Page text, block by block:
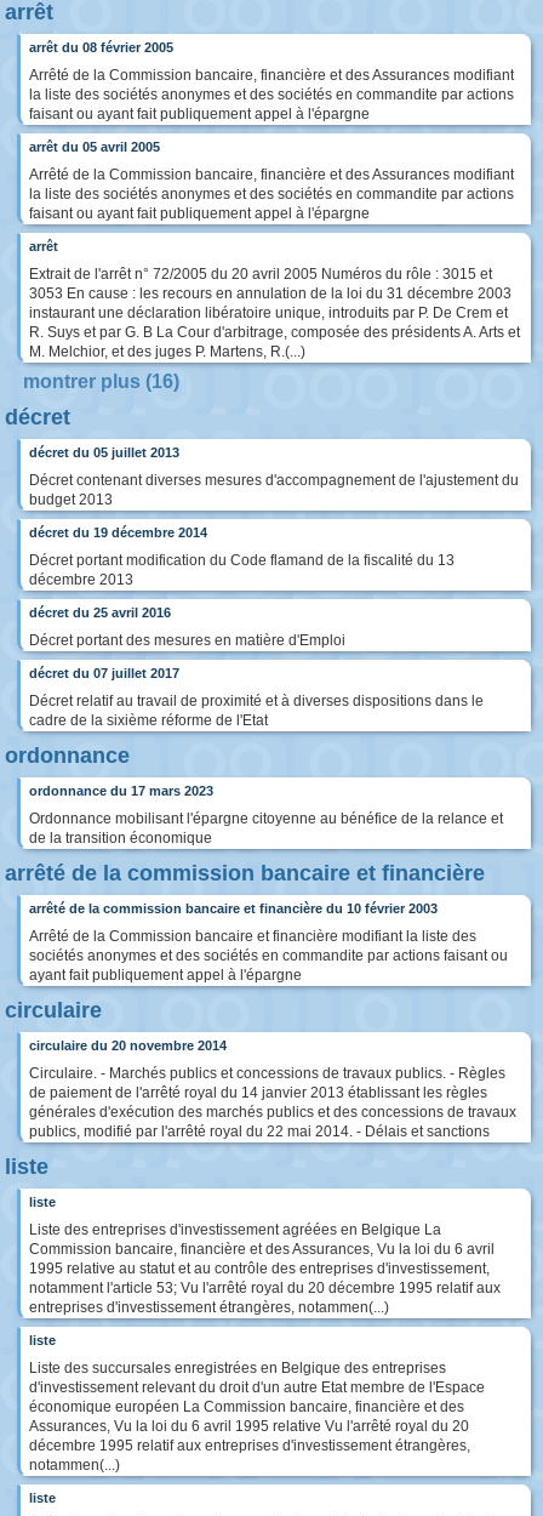
arrêt
arrêt du 08 février 2005
Arrêté de la Commission bancaire, financière et des Assurances modifiant
la liste des sociétés anonymes et des sociétés en commandite par actions
faisant ou ayant fait publiquement appel à l'épargne
arrêt du 05 avril 2005
Arrêté de la Commission bancaire, financière et des Assurances modifiant
la liste des sociétés anonymes et des sociétés en commandite par actions
faisant ou ayant fait publiquement appel à l'épargne
arrêt
Extrait de l'arrêt n° 72/2005 du 20 avril 2005 Numéros du rôle : 3015 et
3053 En cause : les recours en annulation de la loi du 31 décembre 2003
instaurant une déclaration libératoire unique, introduits par P. De Crem et
R. Suys et par G. B La Cour d'arbitrage, composée des présidents A. Arts et
M. Melchior, et des juges P. Martens, R.(...)
montrer plus (16)
décret
décret du 05 juillet 2013
Décret contenant diverses mesures d'accompagnement de l'ajustement du
budget 2013
décret du 19 décembre 2014
Décret portant modification du Code flamand de la fiscalité du 13
décembre 2013
décret du 25 avril 2016
Décret portant des mesures en matière d'Emploi
décret du 07 juillet 2017
Décret relatif au travail de proximité et à diverses dispositions dans le
cadre de la sixième réforme de l'Etat
ordonnance
ordonnance du 17 mars 2023
Ordonnance mobilisant l'épargne citoyenne au bénéfice de la relance et
de la transition économique
arrêté de la commission bancaire et financière
arrêté de la commission bancaire et financière du 10 février 2003
Arrêté de la Commission bancaire et financière modifiant la liste des
sociétés anonymes et des sociétés en commandite par actions faisant ou
ayant fait publiquement appel à l'épargne
circulaire
circulaire du 20 novembre 2014
Circulaire. - Marchés publics et concessions de travaux publics. - Règles
de paiement de l'arrêté royal du 14 janvier 2013 établissant les règles
générales d'exécution des marchés publics et des concessions de travaux
publics, modifié par l'arrêté royal du 22 mai 2014. - Délais et sanctions
liste
liste
Liste des entreprises d'investissement agréées en Belgique La
Commission bancaire, financière et des Assurances, Vu la loi du 6 avril
1995 relative au statut et au contrôle des entreprises d'investissement,
notamment l'article 53; Vu l'arrêté royal du 20 décembre 1995 relatif aux
entreprises d'investissement étrangères, notammen(...)
liste
Liste des succursales enregistrées en Belgique des entreprises
d'investissement relevant du droit d'un autre Etat membre de l'Espace
économique européen La Commission bancaire, financière et des
Assurances, Vu la loi du 6 avril 1995 relative Vu l'arrêté royal du 20
décembre 1995 relatif aux entreprises d'investissement étrangères,
notammen(...)
liste